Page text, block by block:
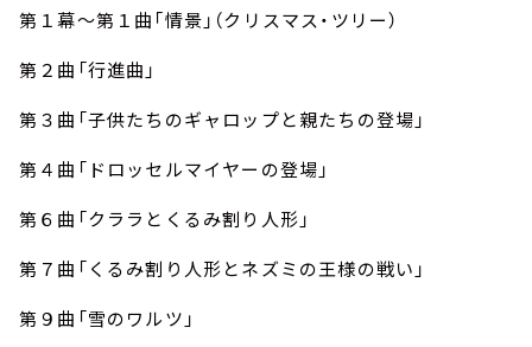
第１幕～第１曲「情景」（クリスマス・ツリー）
第２曲「行進曲」
第３曲「子供たちのギャロップと親たちの登場」
第４曲「ドロッセルマイヤーの登場」
第６曲「クララとくるみ割り人形」
第７曲「くるみ割り人形とネズミの王様の戦い」
第９曲「雪のワルツ」